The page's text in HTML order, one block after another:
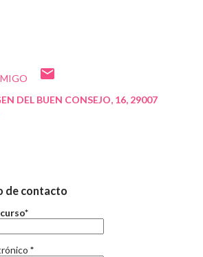
DEL BUEN CONSEJO, 16, 29007
de contacto
*